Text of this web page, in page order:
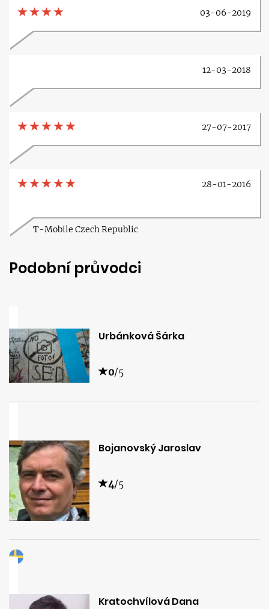
03-06-2019
12-03-2018
27-07-2017
28-01-2016
T-Mobile Czech Republic
Podobní průvodci
Urbánková Šárka
0/5
Bojanovský Jaroslav
4/5
Kratochvílová Dana